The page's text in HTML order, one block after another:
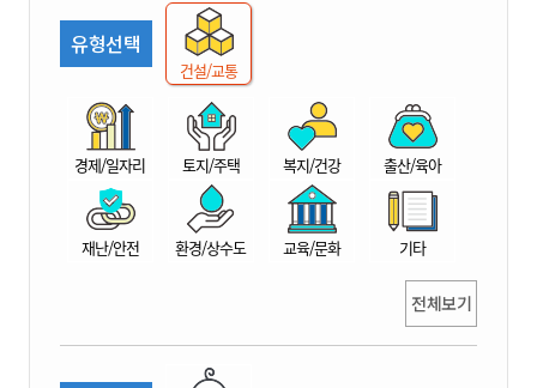
도
시
산
유형선택
건설/교통
경제/일자리 토지/주택 복지/건강 출산/육아
재난/안전 환경/상수도 교육/문화 기타
전체보기